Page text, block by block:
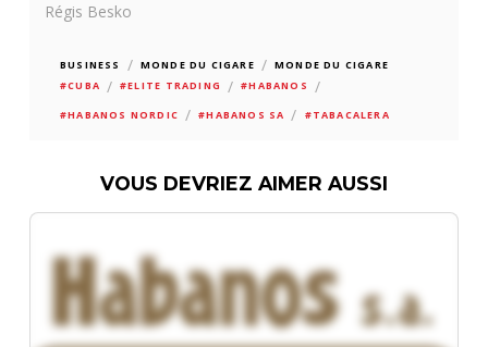
Régis Besko
BUSINESS / MONDE DU CIGARE / MONDE DU CIGARE
#CUBA / #ELITE TRADING / #HABANOS /
#HABANOS NORDIC / #HABANOS SA / #TABACALERA
VOUS DEVRIEZ AIMER AUSSI